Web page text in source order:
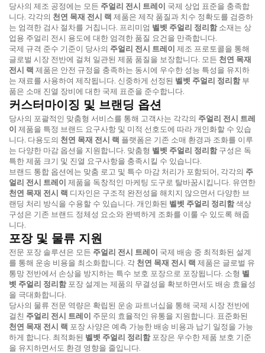
당사의 제조 공정에는 모든 주얼리 전시 트레이 국제 상업 표준을 충족합
니다. 각각의 천연 목재 전시 랙 제품은 제작 품질과 치수 정확도를 검증하
는 엄격한 검사 절차를 거칩니다. 프리미엄 벨벳 주얼리 정리함소재는 상
업용 주얼리 전시 용도에 대한 엄격한 품질 요건을 만족합니다.
국제 규격 준수 기준이 당사의 주얼리 전시 트레이 제조 프로토콜을 통해
글로벌 시장 전반에 걸쳐 일관된 제품 품질을 보장합니다. 모든 천연 목재
전시 랙 제품은 안전 규정을 충족하는 동시에 우수한 성능 특성을 유지하
는 재료를 사용하여 제작됩니다. 신중하게 선정된 벨벳 주얼리 정리함부
품은 소매 진열 장비에 대한 국제 표준을 준수합니다.
커스터마이징 및 브랜딩 옵션
당사의 포괄적인 맞춤형 서비스를 통해 고객사는 각각의 주얼리 전시 트레
이 제품을 특정 브랜드 요구사항 및 미적 선호도에 따라 개인화할 수 있습
니다. 다용도의 천연 목재 전시 랙 플랫폼은 기존 소매 환경과 조화를 이루
는 다양한 마감 옵션을 지원합니다. 맞춤형 벨벳 주얼리 정리함구성은 독
특한 제품 크기 및 진열 요구사항을 충족시킬 수 있습니다.
브랜드 통합 옵션에는 맞춤 로고 및 특수 마감 처리가 포함되어, 각각의 주
얼리 전시 트레이 제품을 독창적인 마케팅 도구로 탈바꿈시킵니다. 유연한
천연 목재 전시 랙 디자인은 구조적 완전성을 해치지 않으면서 다양한 브
랜딩 처리 방식을 수용할 수 있습니다. 개인화된 벨벳 주얼리 정리함색상
구성은 기존 브랜드 정체성 요소와 완벽하게 조화를 이룰 수 있도록 해줍
니다.
포장 및 물류 지원
전문 포장 솔루션은 모든 주얼리 전시 트레이 국제 배송 중 최적화된 설계
를 통해 운송 비용을 최소화합니다. 각 천연 목재 전시 랙 제품은 글로벌 유
통망 전반에서 손상을 방지하는 특수 보호 포장으로 포장됩니다. 소형 벨
벳 주얼리 정리함 포장 설계는 제품의 무결성을 확보하면서도 배송 효율성
을 극대화합니다.
당사의 물류 전문 역량은 확립된 운송 파트너십을 통해 국제 시장 전반에
걸친 주얼리 전시 트레이 주문의 효율적인 유통을 지원합니다. 표준화된
천연 목재 전시 랙 포장 사양은 예측 가능한 배송 비용과 납기 일정을 가능
하게 합니다. 최적화된 벨벳 주얼리 정리함 포장은 우수한 제품 보호 기준
을 유지하면서도 환경 영향을 줄입니다.